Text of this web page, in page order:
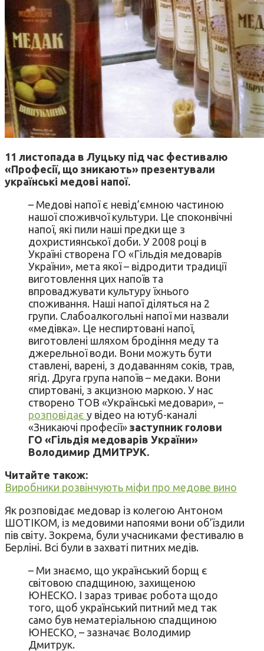
11 листопада в Луцьку під час фестивалю
«Професії, що зникають» презентували
українські медові напої.
– Медові напої є невід’ємною частиною
нашої споживчої культури. Це споконвічні
напої, які пили наші предки ще з
дохристиянської доби. У 2008 році в
Україні створена ГО «Гільдія медоварів
України», мета якої – відродити традиції
виготовлення цих напоїв та
впроваджувати культуру їхнього
споживання. Наші напої діляться на 2
групи. Слабоалкогольні напої ми назвали
«медівка». Це неспиртовані напої,
виготовлені шляхом бродіння меду та
джерельної води. Вони можуть бути
ставлені, варені, з додаванням соків, трав,
ягід. Друга група напоїв – медаки. Вони
спиртовані, з акцизною маркою. У нас
створено ТОВ «Українські медовари», –
розповідає у відео на ютуб-каналі
«Зникаючі професії» заступник голови
ГО «Гільдія медоварів України»
Володимир ДМИТРУК.
Читайте також:
Виробники розвінчують міфи про медове вино
Як розповідає медовар із колегою Антоном
ШОТІКОМ, із медовими напоями вони об’їздили
пів світу. Зокрема, були учасниками фестивалю в
Берліні. Всі були в захваті питних медів.
– Ми знаємо, що український борщ є
світовою спадщиною, захищеною
ЮНЕСКО. І зараз триває робота щодо
того, щоб український питний мед так
само був нематеріальною спадщиною
ЮНЕСКО, – зазначає Володимир
Дмитрук.